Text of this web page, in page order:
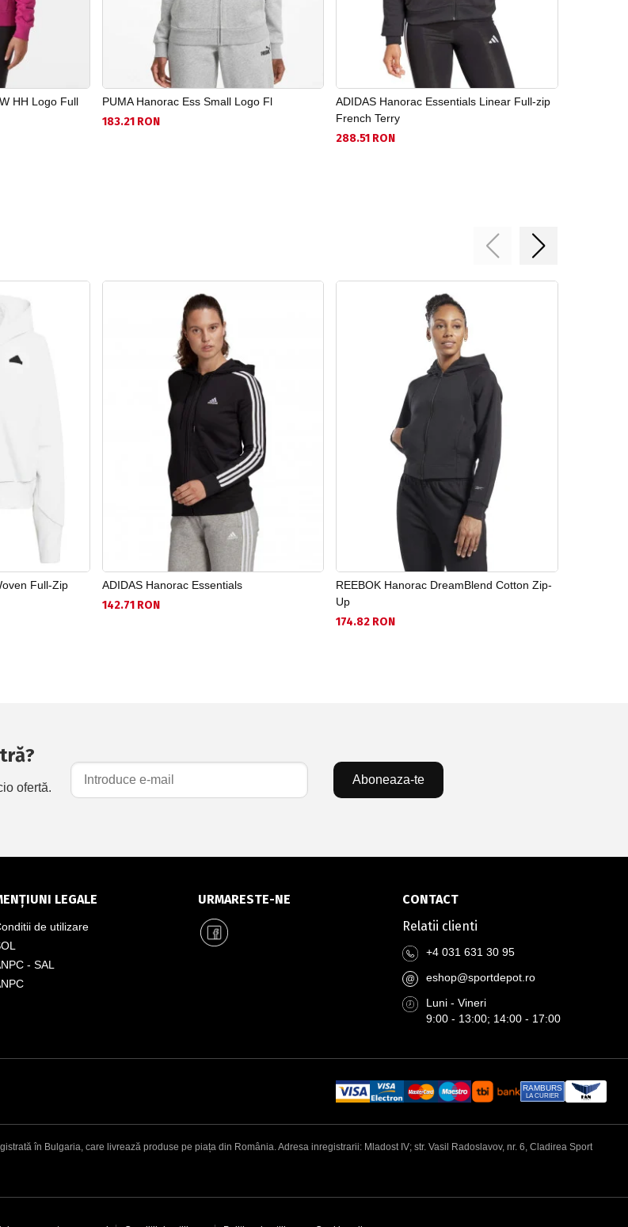
HH Logo Full
PUMA Hanorac Ess Small Logo Fl
183.21 RON
ADIDAS Hanorac Essentials Linear Full-zip
French Terry
288.51 RON
Full-Zip ADIDAS Hanorac Essentials
142.71 RON
REEBOK Hanorac DreamBlend Cotton Zip-
Up
174.82 RON
ofertă.
Aboneaza-te
LEGALE
de utilizare
- SAL
URMARESTE-NE
CONTACT
Relatii clienti
+4 031 631 30 95
@
eshop@sportdepot.ro
Luni - Vineri
9:00 - 13:00; 14:00 - 17:00
RAMBURS
LA CURIER
în Bulgaria, care livrează produse pe piața din România. Adresa inregistrarii: Mladost IV; str. Vasil Radoslavov, nr. 6, Cladirea Sport